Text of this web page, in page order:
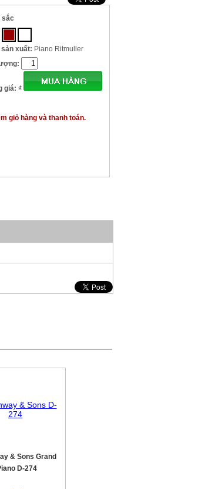
sắc
sản xuất: Piano Ritmuller
giá: ₫
giỏ hàng và thanh toán.
& Sons Grand
D-274